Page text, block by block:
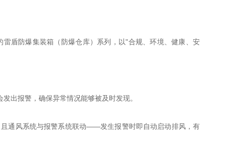
盾防爆集装箱（防爆仓库）系列，以"合规、环境、健康、安
出报警，确保异常情况能够被及时发现。
通风系统与报警系统联动——发生报警时即自动启动排风，有